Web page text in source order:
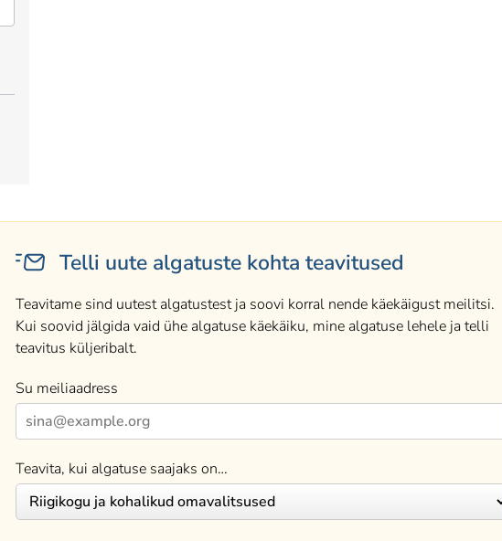
Telli uute algatuste kohta teavitused
Teavitame sind uutest algatustest ja soovi korral nende käekäigust meilitsi.
Kui soovid jälgida vaid ühe algatuse käekäiku, mine algatuse lehele ja telli
teavitus küljeribalt.
Su meiliaadress
Teavita, kui algatuse saajaks on…